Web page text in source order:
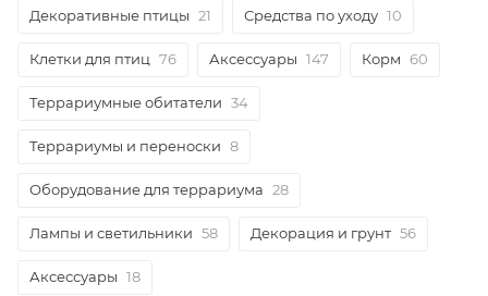
Декоративные птицы 21 Средства по уходу 10
Клетки для птиц 76 Аксессуары 147 Корм 60
Террариумные обитатели 34
Террариумы и переноски 8
Оборудование для террариума 28
Лампы и светильники 58 Декорация и грунт 56
Аксессуары 18